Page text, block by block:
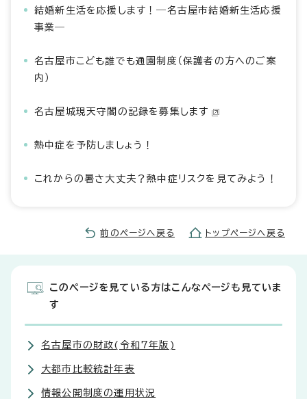
結婚新生活を応援します！―名古屋市結婚新生活応援
事業―
名古屋市こども誰でも通園制度（保護者の方へのご案
内）
名古屋城現天守閣の記録を募集します
熱中症を予防しましょう！
これからの暑さ大丈夫？熱中症リスクを見てみよう！
前のページへ戻る トップページへ戻る
このページを見ている方はこんなページも見ていま
す
名古屋市の財政(令和7年版)
大都市比較統計年表
情報公開制度の運用状況